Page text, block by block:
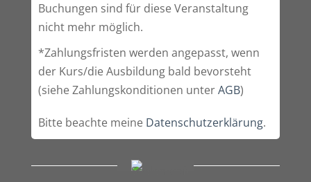
Buchungen sind für diese Veranstaltung
nicht mehr möglich.
*Zahlungsfristen werden angepasst, wenn
der Kurs/die Ausbildung bald bevorsteht
(siehe Zahlungskonditionen unterAGB)
Bitte beachte meine Datenschutzerklärung.